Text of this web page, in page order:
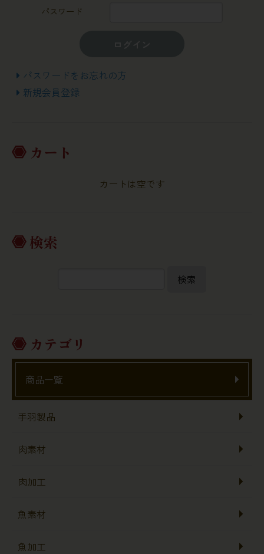
パスワード
パスワードをお忘れの方
新規会員登録
カート
カートは空です
検索
検索
カテゴリ
商品一覧
手羽製品
肉素材
肉加工
魚素材
魚加工